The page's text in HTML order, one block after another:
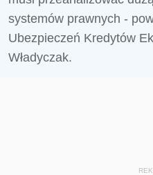
systemów prawnych -
Ubezpieczeń Kredytów
Władyczak.